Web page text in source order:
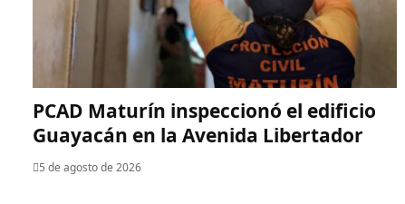
PCAD Maturín inspeccionó el edificio
Guayacán en la Avenida Libertador
5 de agosto de 2026